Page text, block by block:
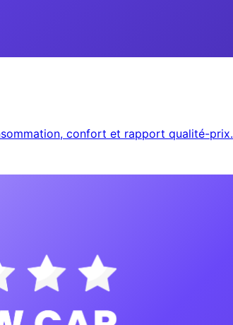
confort et rapport qualité-prix.